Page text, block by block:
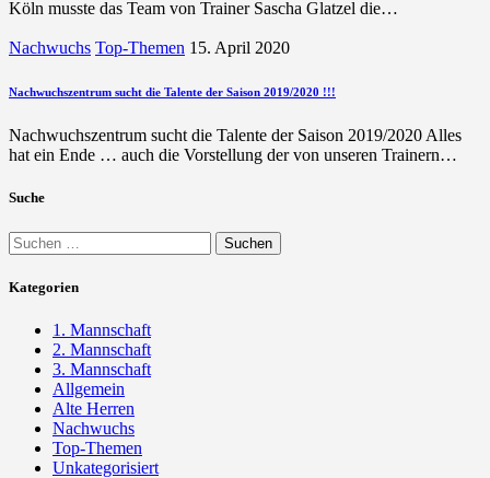
Köln musste das Team von Trainer Sascha Glatzel die…
Nachwuchs Top-Themen 15. April 2020
Nachwuchszentrum sucht die Talente der Saison 2019/2020 !!!
Nachwuchszentrum sucht die Talente der Saison 2019/2020 Alles
hat ein Ende … auch die Vorstellung der von unseren Trainern…
Suche
Suchen
nach:
Kategorien
1. Mannschaft
2. Mannschaft
3. Mannschaft
Allgemein
Alte Herren
Nachwuchs
Top-Themen
Unkategorisiert